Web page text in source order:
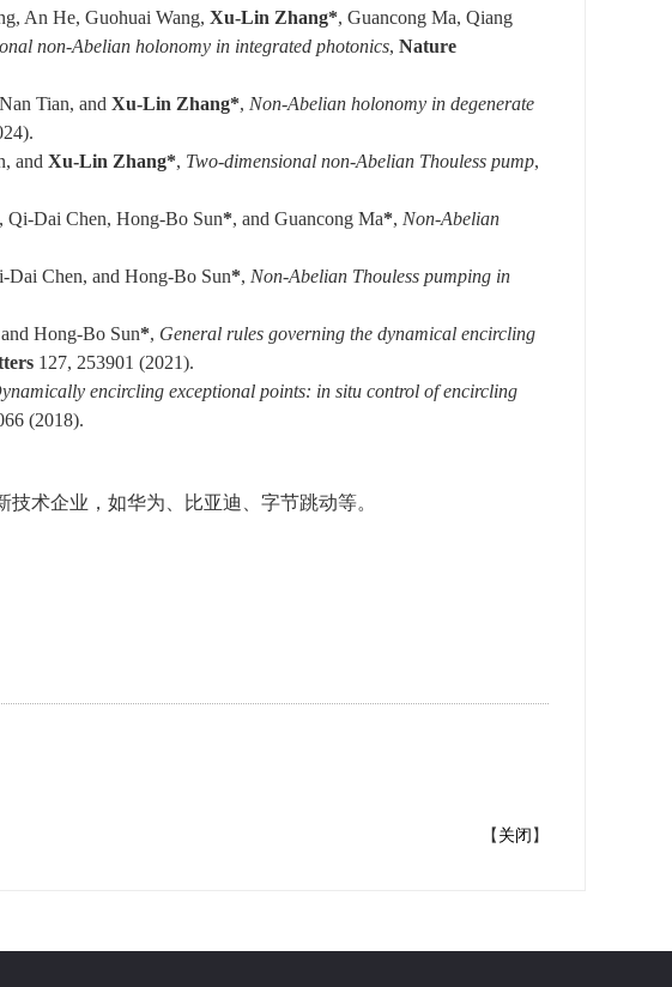
, An He, Guohuai Wang, Xu-Lin Zhang*, Guancong Ma, Qiang
non-Abelian holonomy in integrated photonics, Nature
Tian, and Xu-Lin Zhang*, Non-Abelian holonomy in degenerate
4).
and Xu-Lin Zhang*, Two-dimensional non-Abelian Thouless pump,
, Qi-Dai Chen, Hong-Bo Sun*, and Guancong Ma*, Non-Abelian
Dai Chen, and Hong-Bo Sun*, Non-Abelian Thouless pumping in
Hong-Bo Sun*, General rules governing the dynamical encircling
127, 253901 (2021).
encircling exceptional points: in situ control of encircling
(2018).
技术企业，如华为、 比亚迪、字节跳动等。
【 关闭 】